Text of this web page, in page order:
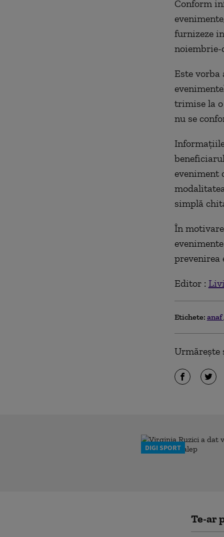
Conform
furnizeze
noiembrie-
Este vorba
trimise la
nu se
eveniment
simplă
În
prevenirea
Editor :
Etichete: anaf
Urmărește
DIGI SPORT
Te-ar